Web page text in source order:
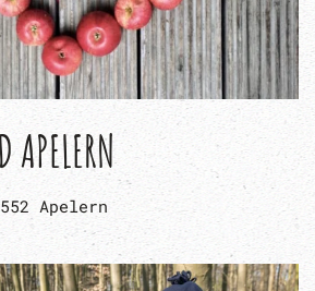
APELERN
Apelern